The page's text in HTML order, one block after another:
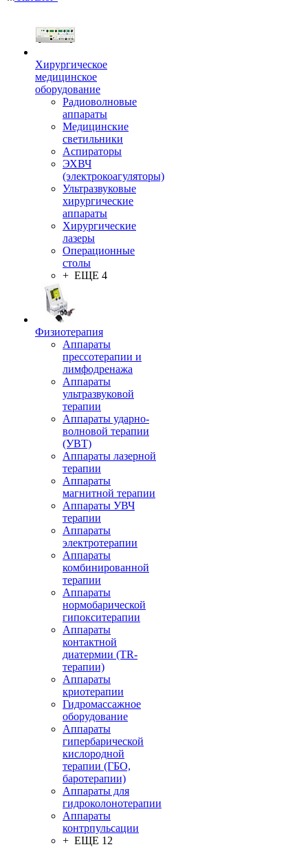
Хирургическое
медицинское
оборудование
Радиоволновые
аппараты
Медицинские
светильники
Аспираторы
ЭХВЧ
(электрокоагуляторы)
Ультразвуковые
хирургические
аппараты
Хирургические
лазеры
Операционные
столы
+ ЕЩЕ 4
Физиотерапия
Аппараты
прессотерапии и
лимфодренажа
Аппараты
ультразвуковой
терапии
Аппараты ударно-
волновой терапии
(УВТ)
Аппараты лазерной
терапии
Аппараты
магнитной терапии
Аппараты УВЧ
терапии
Аппараты
электротерапии
Аппараты
комбинированной
терапии
Аппараты
нормобарической
гипокситерапии
Аппараты
контактной
диатермии (TR-
терапии)
Аппараты
криотерапии
Гидромассажное
оборудование
Аппараты
гипербарической
кислородной
терапии (ГБО,
баротерапии)
Аппараты для
гидроколонотерапии
Аппараты
контрпульсации
+ ЕЩЕ 12